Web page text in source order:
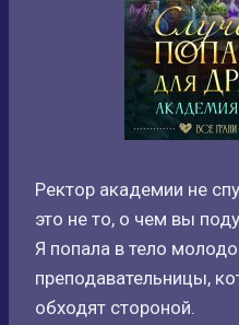
Ректор академии не
это не то, о чем вы
Я попала в тело
преподавательницы,
обходят стороной.